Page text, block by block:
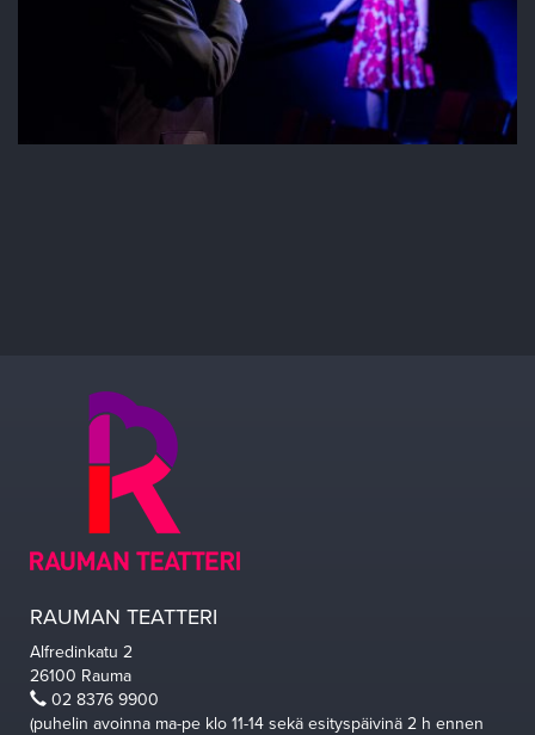
RAUMAN TEATTERI
Alfredinkatu 2
26100 Rauma
02 8376 9900
(puhelin avoinna ma-pe klo 11-14 sekä esityspäivinä 2 h ennen